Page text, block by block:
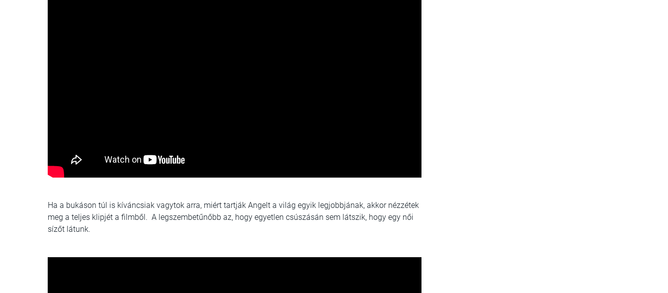
Ha a bukáson túl is kíváncsiak vagytok arra, miért tartják Angelt a világ egyik legjobbjának, akkor nézzétek
meg a teljes klipjét a filmből. A legszembetűnőbb az, hogy egyetlen csúszásán sem látszik, hogy egy női
sízőt látunk.